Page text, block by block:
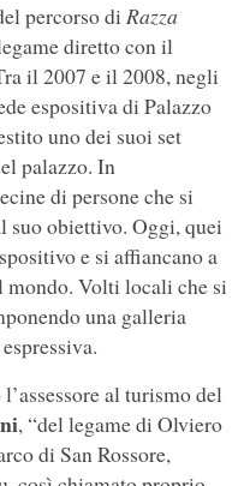
percorso di Razza
diretto con il
il 2007 e il 2008, negli
espositiva di Palazzo
uno dei suoi set
palazzo. In
di persone che si
suo obiettivo. Oggi, quei
e si affiancano a
Volti locali che si
una galleria
al turismo del
, “del legame di Olviero
di San Rossore,